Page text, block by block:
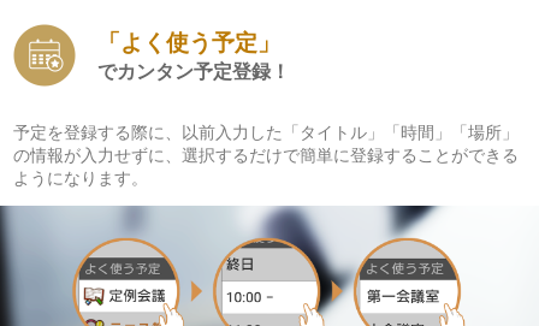
「よく使う予定」
でカンタン予定登録！
予定を登録する際に、以前入力した「タイトル」「時間」「場所」
の情報が入力せずに、選択するだけで簡単に登録することができる
ようになります。